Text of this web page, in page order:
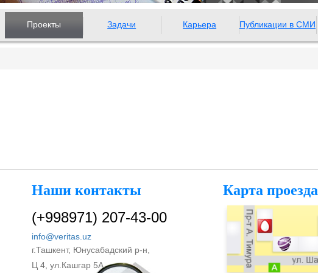
Проекты Задачи Карьера Публикации в СМИ
Наши контакты
(+998971) 207-43-00
info@veritas.uz
г.Ташкент, Юнусабадский р-н,
Ц 4, ул.Кашгар 5А.
Карта проезда